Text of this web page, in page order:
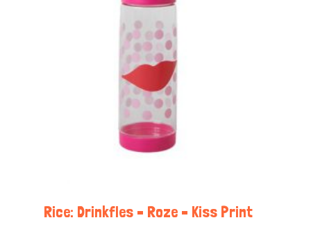
Rice: Drinkfles – Roze – Kiss Print